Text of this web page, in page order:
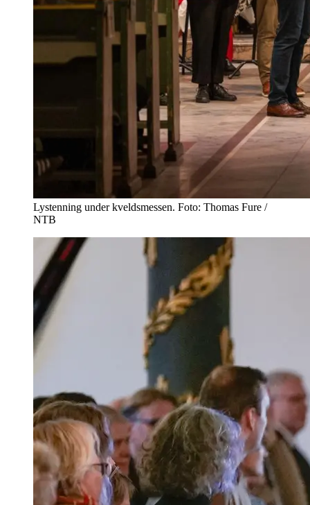
Lystenning under kveldsmessen. Foto: Thomas Fure /
NTB